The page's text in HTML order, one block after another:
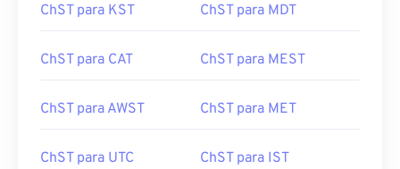
ChST para KST ChST para MDT
ChST para CAT ChST para MEST
ChST para AWST ChST para MET
ChST para UTC ChST para IST